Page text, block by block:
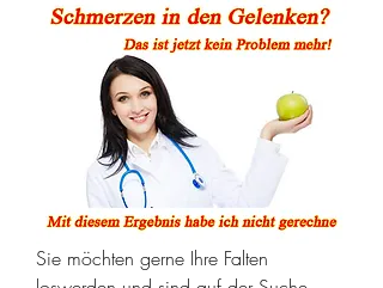
Sie möchten gerne Ihre Falten